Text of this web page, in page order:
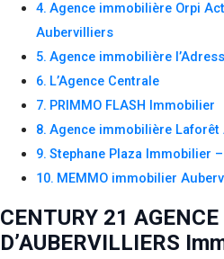
Agence immobilière Orpi
Aubervilliers
Agence immobilière
L’Agence Centrale
PRIMMO FLASH Immobilier
Agence immobilière
Stephane Plaza Immobilier
MEMMO immobilier
CENTURY 21
D’AUBERVILLIERS
chances de
voir du
contenu et des
offres
personnalisés.